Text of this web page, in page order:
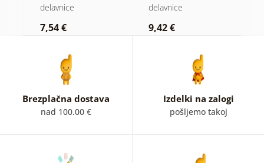
delavnice
7,54 €
delavnice
9,42 €
Brezplačna dostava
nad 100.00 €
Izdelki na zalogi
pošljemo takoj